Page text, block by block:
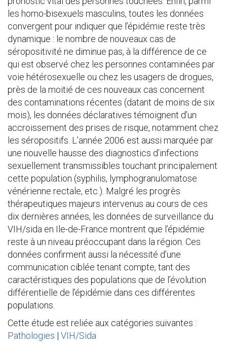
les homo-bisexuels masculins, toutes les données
convergent pour indiquer que l’épidémie reste très
dynamique : le nombre de nouveaux cas de
séropositivité ne diminue pas, à la différence de ce
qui est observé chez les personnes contaminées par
voie hétérosexuelle ou chez les usagers de drogues,
près de la moitié de ces nouveaux cas concernent
des contaminations récentes (datant de moins de six
mois), les données déclaratives témoignent d’un
accroissement des prises de risque, notamment chez
les séropositifs. L’année 2006 est aussi marquée par
une nouvelle hausse des diagnostics d’infections
sexuellement transmissibles touchant principalement
cette population (syphilis, lymphogranulomatose
vénérienne rectale, etc.). Malgré les progrès
thérapeutiques majeurs intervenus au cours de ces
dix dernières années, les données de surveillance du
VIH/sida en Ile-de-France montrent que l’épidémie
reste à un niveau préoccupant dans la région. Ces
données confirment aussi la nécessité d’une
communication ciblée tenant compte, tant des
caractéristiques des populations que de l’évolution
différentielle de l’épidémie dans ces différentes
populations.
Cette étude est reliée aux catégories suivantes :
Pathologies | VIH/Sida